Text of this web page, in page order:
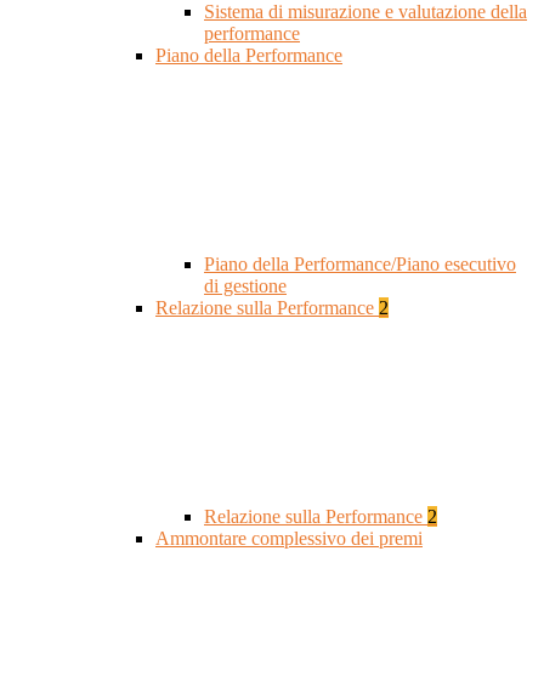
Sistema di misurazione e valutazione della
performance
Piano della Performance
Piano della Performance/Piano esecutivo
di gestione
Relazione sulla Performance 2
Relazione sulla Performance 2
Ammontare complessivo dei premi